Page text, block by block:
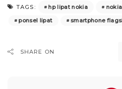
TAGS: hp lipat nokia
ponsel lipat
smartphone
SHARE ON